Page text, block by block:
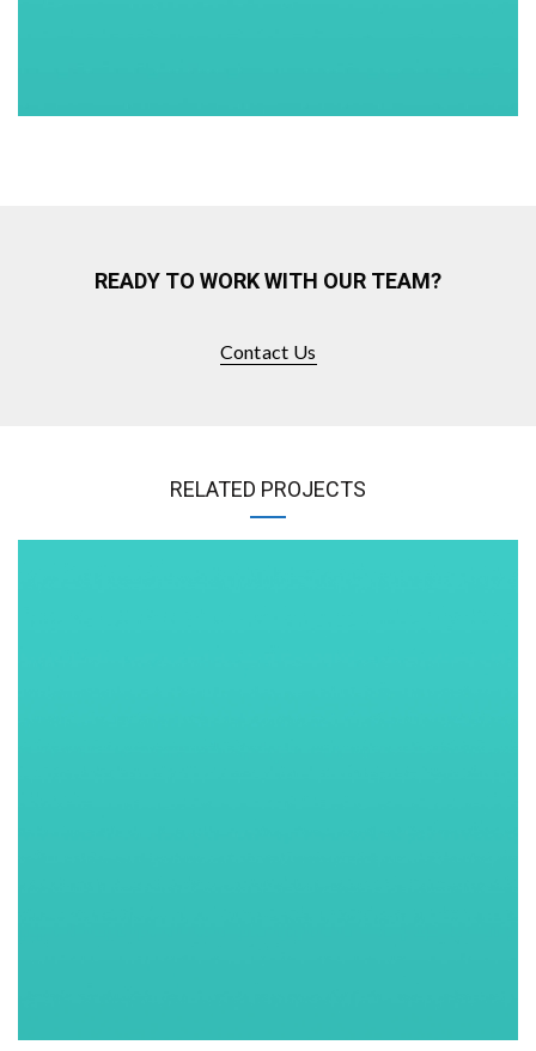
READY TO WORK WITH OUR TEAM?
Contact Us
RELATED PROJECTS